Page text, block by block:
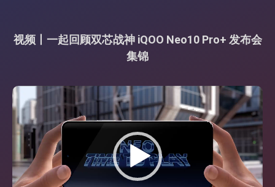
视频丨一起回顾双芯战神 iQOO Neo10 Pro+ 发布会
集锦
视
频
播
放
器